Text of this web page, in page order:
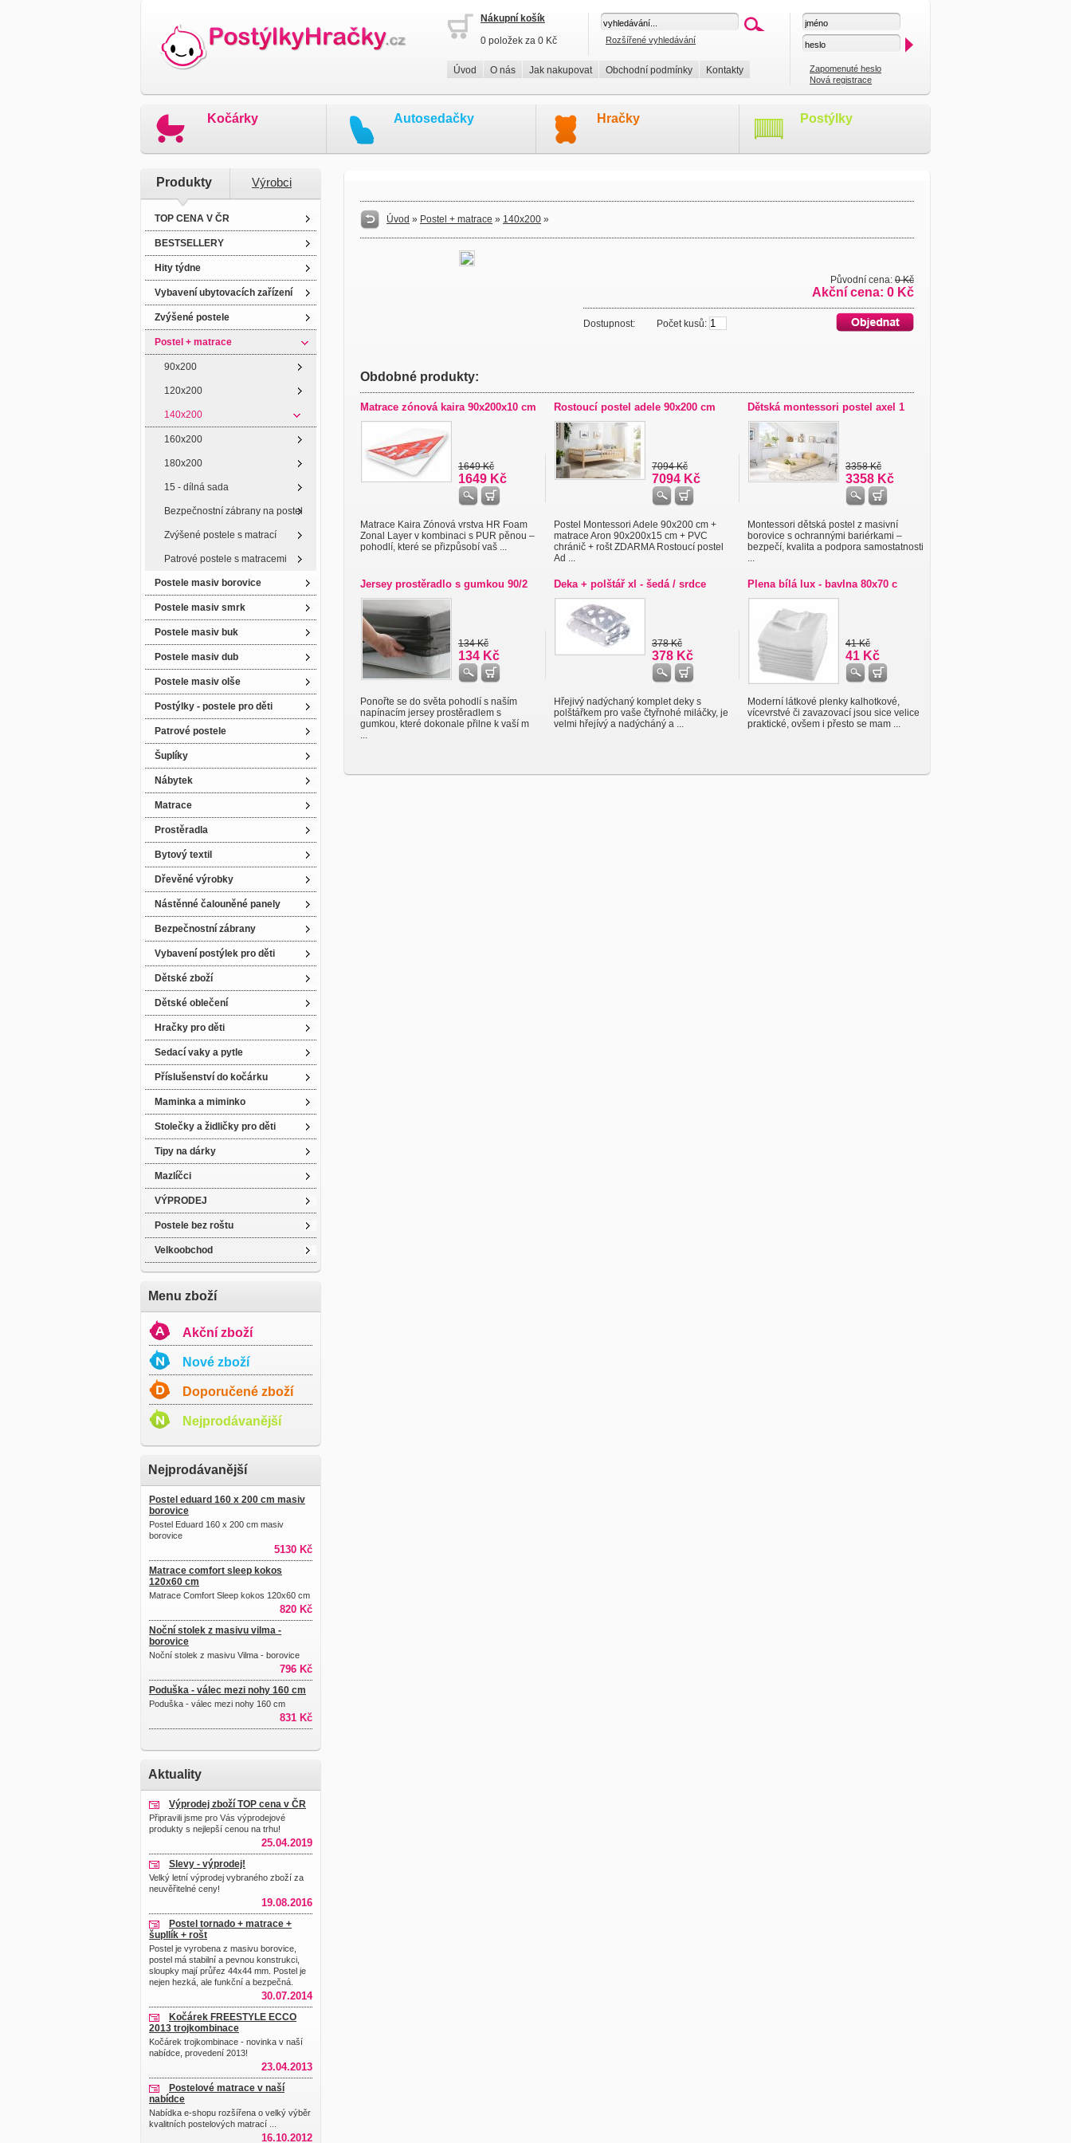
Nákupní košík
0 položek za 0 Kč
Rozšířené vyhledávání
Úvod O nás Jak nakupovat Obchodní podmínky Kontakty
Zapomenuté heslo
Nová registrace
Kočárky Autosedačky Hračky Postýlky
Produkty Výrobci
TOP CENA V ČR
BESTSELLERY
Hity týdne
Vybavení ubytovacích zařízení
Zvýšené postele
Postel + matrace
90x200
120x200
140x200
160x200
180x200
15 - dílná sada
Bezpečnostní zábrany na postel
Zvýšené postele s matrací
Patrové postele s matracemi
Postele masiv borovice
Postele masiv smrk
Postele masiv buk
Postele masiv dub
Postele masiv olše
Postýlky - postele pro děti
Patrové postele
Šuplíky
Nábytek
Matrace
Prostěradla
Bytový textil
Dřevěné výrobky
Nástěnné čalouněné panely
Bezpečnostní zábrany
Vybavení postýlek pro děti
Dětské zboží
Dětské oblečení
Hračky pro děti
Sedací vaky a pytle
Příslušenství do kočárku
Maminka a miminko
Stolečky a židličky pro děti
Tipy na dárky
Mazlíčci
VÝPRODEJ
Postele bez roštu
Velkoobchod
Menu zboží
Akční zboží
Nové zboží
Doporučené zboží
Nejprodávanější
Nejprodávanější
Postel eduard 160 x 200 cm masiv
borovice
Postel Eduard 160 x 200 cm masiv
borovice
5130 Kč
Matrace comfort sleep kokos
120x60 cm
Matrace Comfort Sleep kokos 120x60 cm
820 Kč
Noční stolek z masivu vilma -
borovice
Noční stolek z masivu Vilma - borovice
796 Kč
Poduška - válec mezi nohy 160 cm
Poduška - válec mezi nohy 160 cm
831 Kč
Aktuality
Výprodej zboží TOP cena v ČR
Připravili jsme pro Vás výprodejové
produkty s nejlepší cenou na trhu!
25.04.2019
Slevy - výprodej!
Velký letní výprodej vybraného zboží za
neuvěřitelné ceny!
19.08.2016
Postel tornado + matrace +
šupllík + rošt
Postel je vyrobena z masivu borovice,
postel má stabilní a pevnou konstrukci,
sloupky mají průřez 44x44 mm. Postel je
nejen hezká, ale funkční a bezpečná.
30.07.2014
Kočárek FREESTYLE ECCO
2013 trojkombinace
Kočárek trojkombinace - novinka v naší
nabídce, provedení 2013!
23.04.2013
Postelové matrace v naší
nabídce
Nabídka e-shopu rozšířena o velký výběr
kvalitních postelových matrací ...
16.10.2012
Úvod » Postel + matrace » 140x200 »
Původní cena: 0 Kč
Akční cena: 0 Kč
Dostupnost: Počet kusů:
Obdobné produkty:
Matrace zónová kaira 90x200x10 cm
1649 Kč
1649 Kč
Matrace Kaira Zónová vrstva HR Foam
Zonal Layer v kombinaci s PUR pěnou –
pohodlí, které se přizpůsobí vaš ...
Rostoucí postel adele 90x200 cm
7094 Kč
7094 Kč
Postel Montessori Adele 90x200 cm +
matrace Aron 90x200x15 cm + PVC
chránič + rošt ZDARMA Rostoucí postel
Ad ...
Dětská montessori postel axel 1
3358 Kč
3358 Kč
Montessori dětská postel z masivní
borovice s ochrannými bariérkami –
bezpečí, kvalita a podpora samostatnosti
...
Jersey prostěradlo s gumkou 90/2
134 Kč
134 Kč
Ponořte se do světa pohodlí s naším
napínacím jersey prostěradlem s
gumkou, které dokonale přilne k vaší m
...
Deka + polštář xl - šedá / srdce
378 Kč
378 Kč
Hřejivý nadýchaný komplet deky s
polštářkem pro vaše čtyřnohé miláčky, je
velmi hřejívý a nadýcháný a ...
Plena bílá lux - bavlna 80x70 c
41 Kč
41 Kč
Moderní látkové plenky kalhotkové,
vícevrstvé či zavazovací jsou sice velice
praktické, ovšem i přesto se mam ...